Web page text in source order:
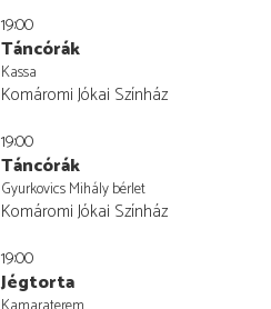
19:00
Táncórák
Kassa
Komáromi Jókai Színház
19:00
Táncórák
Gyurkovics Mihály bérlet
Komáromi Jókai Színház
19:00
Jégtorta